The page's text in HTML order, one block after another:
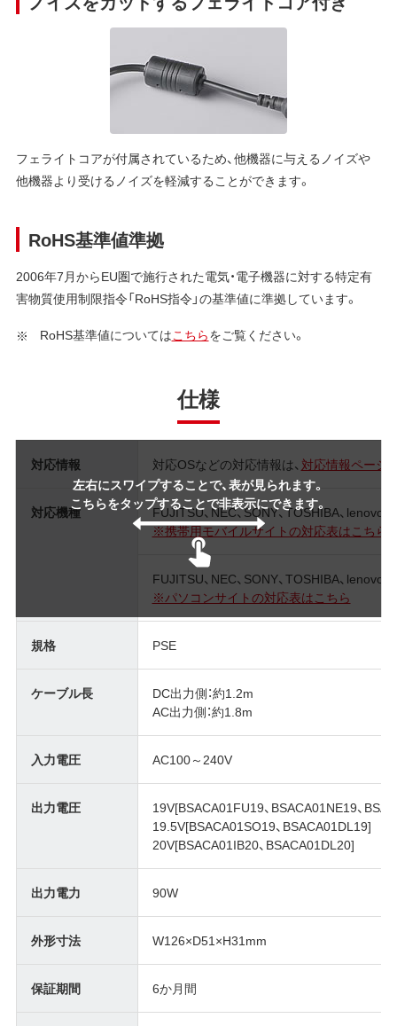
フェライトコアが付属されているため、他機器に与えるノイズや
他機器より受けるノイズを軽減することができます。
RoHS基準値準拠
2006年7月からEU圏で施行された電気・電子機器に対する特定有
害物質使用制限指令「RoHS指令」の基準値に準拠しています。
RoHS基準値についてはこちらをご覧ください。
仕様
左右にスワイプすることで、表が見られます。
こちらをタップすることで非表示にできます。
対応情報 対応OSなどの対応情報は、 対応情報ページ
対応機種
FUJITSU、NEC、SONY、TOSHIBA、lenovo/
※携帯用モバイルサイトの対応表はこちら
FUJITSU、NEC、SONY、TOSHIBA、lenovo/
※パソコンサイトの対応表はこちら
規格 PSE
ケーブル長
DC出力側：約1.2m
AC出力側：約1.8m
入力電圧 AC100～240V
出力電圧
19V[BSACA01FU19、BSACA01NE19、
19.5V[BSACA01SO19、BSACA01DL19]
20V[BSACA01IB20、BSACA01DL20]
出力電力 90W
外形寸法 W126×D51×H31mm
保証期間 6か月間